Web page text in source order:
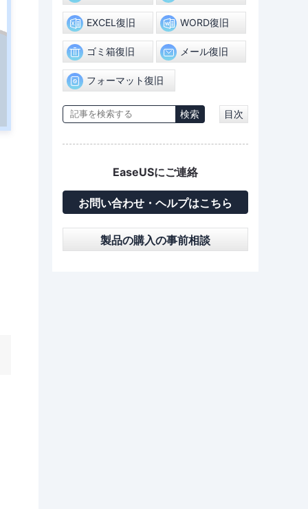
EXCEL復旧 WORD復旧
ゴミ箱復旧 メール復旧
フォーマット復旧
目次
EaseUSにご連絡
お問い合わせ・ヘルプはこちら
製品の購入の事前相談